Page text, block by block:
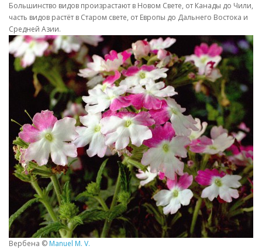
Большинство видов произрастают в Новом Свете, от Канады до Чили,
часть видов растёт в Старом свете, от Европы до Дальнего Востока и
Средней Азии.
Вербена © Manuel M. V.